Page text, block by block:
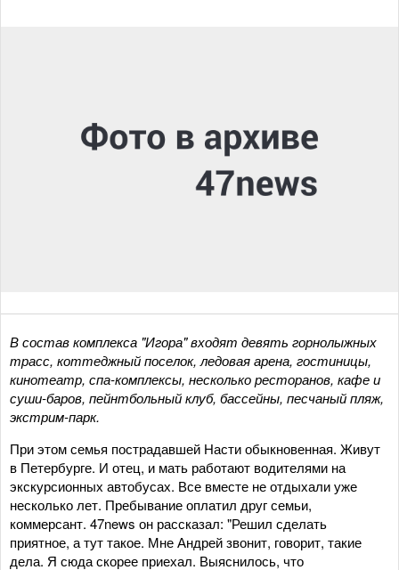
В состав комплекса "Игора" входят девять горнолыжных
трасс, коттеджный поселок, ледовая арена, гостиницы,
кинотеатр, спа-комплексы, несколько ресторанов, кафе и
суши-баров, пейнтбольный клуб, бассейны, песчаный пляж,
экстрим-парк.
При этом семья пострадавшей Насти обыкновенная. Живут
в Петербурге. И отец, и мать работают водителями на
экскурсионных автобусах. Все вместе не отдыхали уже
несколько лет. Пребывание оплатил друг семьи,
коммерсант. 47news он рассказал: "Решил сделать
приятное, а тут такое. Мне Андрей звонит, говорит, такие
дела. Я сюда скорее приехал. Выяснилось, что